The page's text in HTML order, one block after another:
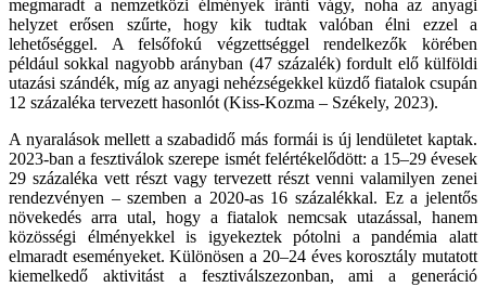
megmaradt a nemzetközi élmények iránti vágy, noha az anyagi
helyzet erősen szűrte, hogy kik tudtak valóban élni ezzel a
lehetőséggel. A felsőfokú végzettséggel rendelkezők körében
például sokkal nagyobb arányban (47 százalék) fordult elő külföldi
utazási szándék, míg az anyagi nehézségekkel küzdő fiatalok csupán
12 százaléka tervezett hasonlót (Kiss-Kozma – Székely, 2023).
A nyaralások mellett a szabadidő más formái is új lendületet kaptak.
2023-ban a fesztiválok szerepe ismét felértékelődött: a 15–29 évesek
29 százaléka vett részt vagy tervezett részt venni valamilyen zenei
rendezvényen – szemben a 2020-as 16 százalékkal. Ez a jelentős
növekedés arra utal, hogy a fiatalok nemcsak utazással, hanem
közösségi élményekkel is igyekeztek pótolni a pandémia alatt
elmaradt eseményeket. Különösen a 20–24 éves korosztály mutatott
kiemelkedő aktivitást a fesztiválszezonban, ami a generáció